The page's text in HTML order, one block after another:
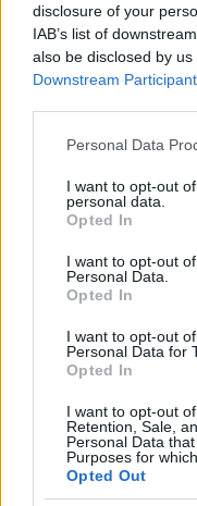
disclosure of your
IAB’s list of
also be disclosed by
Downstream
Please note that this
not limited to your visit
grant or deny consent
use your data for
consent section.
Personal Data
I want to opt-out
personal data.
Opted In
I want to opt-out
Personal Data.
Opted In
I want to opt-out
Personal Data for
Opted In
I want to opt-out
Retention, Sale,
Personal Data
Purposes for
Opted Out
Fontos
gondolkodás
nem
tudománytalan
figyelmeztető jel.
szaporodnak,
elméletét. A
ember alkotta
rétegeket
sorrendjében
Ez esetben tehát
megalapozottságát
Visočica maga a
arra, hogy